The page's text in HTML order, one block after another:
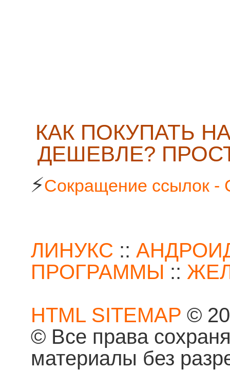
КАК ПОКУПАТЬ
ДЕШЕВЛЕ?
⚡Сокращение ссылок -
ЛИНУКС ::
ПРОГРАММЫ ::
HTML SITEMAP ©
© Все права
материалы без